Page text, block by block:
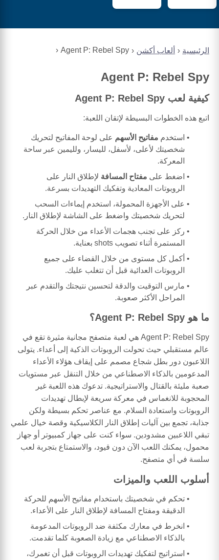
الرئيسية ألعاب أكشن Agent P: Rebel Spy
Agent P: Rebel Spy
كيفية لعب Agent P: Rebel Spy
اتبع هذه الخطوات البسيطة لإتقان اللعبة:
استخدم مفاتيح الأسهم على لوحة المفاتيح لتحريك
شخصيتك لأعلى، لأسفل، لليسار، ولليمين عبر ساحة
المعركة.
اضغط على مفتاح المسافة لإطلاق النار على
الروبوتات المعادية وتفكيك التهديدات بسرعة.
على الأجهزة المحمولة، استخدم إيماءات السحب
لتحريك شخصيتك واضغط على الشاشة لإطلاق النار.
ركز على تجنب هجمات الأعداء من خلال الحركة
المستمرة أثناء تصويب shots بعناية.
أكمل كل مستوى من خلال القضاء على جميع
الروبوتات العدائية قبل أن تتغلب عليك.
مارس التوقيت والدقة لتحسين نتيجتك والتقدم عبر
المراحل الأكثر صعوبة.
ما هو Agent P: Rebel Spy؟
Agent P: Rebel Spy هي لعبة متصفح مجانية مثيرة تقع في
عالم مستقبلي حيث تحولت الروبوتات الذكية إلى أعداء. يتولى
اللاعبون دور بطل شجاع مصمم على إيقاف هؤلاء الأعداء
المدعومين بالذكاء الاصطناعي من خلال التنقل عبر مستويات
صعبة مليئة بالقتال والاستراتيجية. تدعوك هذه اللعبة غير
المحجوبة للانغماس في معركة سريعة لإبطال تهديدات
الروبوتات واستعادة السلام. مع عناصر تحكم بسيطة ولكن
جذابة، تجمع بين آليات إطلاق النار الكلاسيكية وقصة خيال علمي
تبقي اللاعبين مشدودين. سواء كنت على جهاز كمبيوتر أو جهاز
محمول، يمكنك اللعب الآن دون قيود، والاستمتاع بتجربة لعب
سلسة في أي متصفح.
أسلوب اللعب والميزات
تحكم في شخصيتك باستخدام مفاتيح الأسهم للحركة
الدقيقة ومفتاح المسافة لإطلاق النار على الأعداء.
انخرط في معارك مكثفة ضد الروبوتات المدعومة
بالذكاء الاصطناعي مع زيادة الصعوبة كلما تقدمت.
استراتيج لتفكيك تهديدات الروبوتات قبل أن تغمرك،